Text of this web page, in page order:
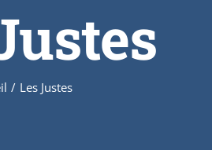
/ Les Justes